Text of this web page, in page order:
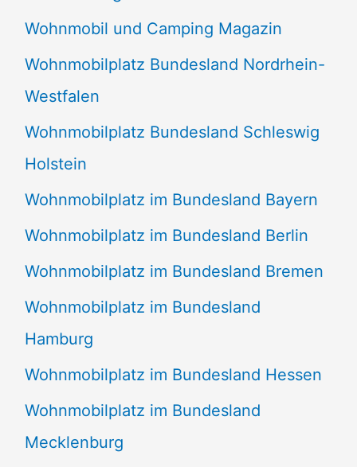
Wohnmobil und Camping Magazin
Wohnmobilplatz Bundesland Nordrhein-
Westfalen
Wohnmobilplatz Bundesland Schleswig
Holstein
Wohnmobilplatz im Bundesland Bayern
Wohnmobilplatz im Bundesland Berlin
Wohnmobilplatz im Bundesland Bremen
Wohnmobilplatz im Bundesland
Hamburg
Wohnmobilplatz im Bundesland Hessen
Wohnmobilplatz im Bundesland
Mecklenburg